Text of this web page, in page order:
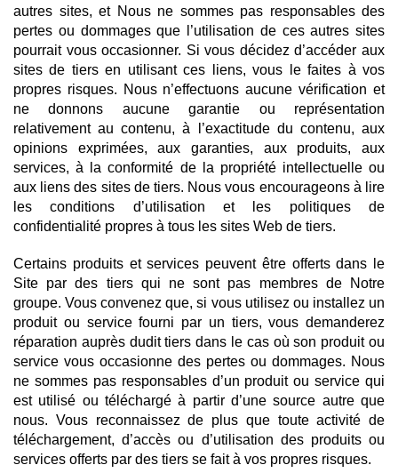
autres sites, et Nous ne sommes pas responsables des
pertes ou dommages que l’utilisation de ces autres sites
pourrait vous occasionner. Si vous décidez d’accéder aux
sites de tiers en utilisant ces liens, vous le faites à vos
propres risques. Nous n’effectuons aucune vérification et
ne donnons aucune garantie ou représentation
relativement au contenu, à l’exactitude du contenu, aux
opinions exprimées, aux garanties, aux produits, aux
services, à la conformité de la propriété intellectuelle ou
aux liens des sites de tiers. Nous vous encourageons à lire
les conditions d’utilisation et les politiques de
confidentialité propres à tous les sites Web de tiers.
Certains produits et services peuvent être offerts dans le
Site par des tiers qui ne sont pas membres de Notre
groupe. Vous convenez que, si vous utilisez ou installez un
produit ou service fourni par un tiers, vous demanderez
réparation auprès dudit tiers dans le cas où son produit ou
service vous occasionne des pertes ou dommages. Nous
ne sommes pas responsables d’un produit ou service qui
est utilisé ou téléchargé à partir d’une source autre que
nous. Vous reconnaissez de plus que toute activité de
téléchargement, d’accès ou d’utilisation des produits ou
services offerts par des tiers se fait à vos propres risques.